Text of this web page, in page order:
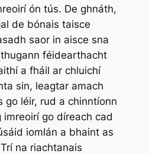
ón tús. De ghnáth,
de bónais taisce
saor in aisce sna
féidearthacht
a fháil ar chluichí
sin, leagtar amach
go léir, rud a chinntíonn
go díreach cad
iomlán a bhaint as
na riachtanais